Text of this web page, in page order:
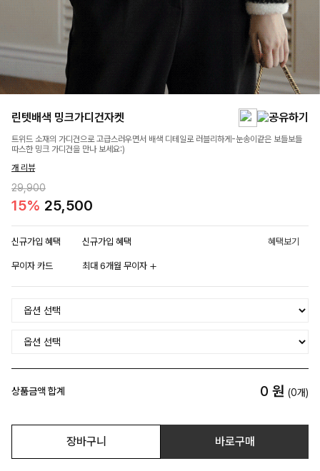
린텟배색 밍크가디건자켓
트위드 소재의 가디건으로 고급스러우면서 배색 디테일로 러블리하게-눈송이같은 보들보들
따스한 밍크 가디건을 만나 보세요:)
개 리뷰
29,900
15% 25,500
신규가입 혜택 신규가입 혜택 혜택보기
무이자 카드 최대 6개월 무이자
상품금액 합계 0 원 (0개)
장바구니 바로구매